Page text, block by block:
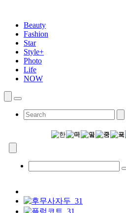
Beauty
Fashion
Star
Style+
Photo
Life
NOW